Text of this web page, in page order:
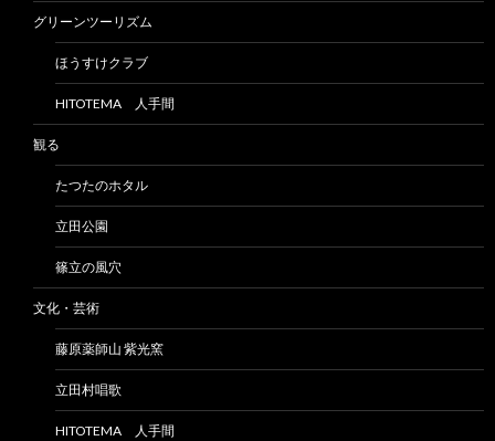
グリーンツーリズム
ほうすけクラブ
HITOTEMA 人手間
観る
たつたのホタル
立田公園
篠立の風穴
文化・芸術
藤原薬師山 紫光窯
立田村唱歌
HITOTEMA 人手間